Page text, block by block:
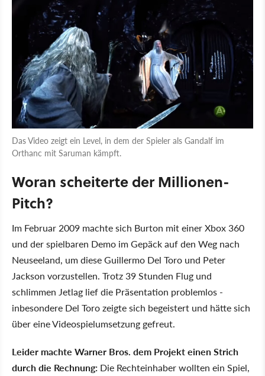
Das Video zeigt ein Level, in dem der Spieler als Gandalf im
Orthanc mit Saruman kämpft.
Woran scheiterte der Millionen-
Pitch?
Im Februar 2009 machte sich Burton mit einer Xbox 360
und der spielbaren Demo im Gepäck auf den Weg nach
Neuseeland, um diese Guillermo Del Toro und Peter
Jackson vorzustellen. Trotz 39 Stunden Flug und
schlimmen Jetlag lief die Präsentation problemlos -
inbesondere Del Toro zeigte sich begeistert und hätte sich
über eine Videospielumsetzung gefreut.
Leider machte Warner Bros. dem Projekt einen Strich
durch die Rechnung: Die Rechteinhaber wollten ein Spiel,